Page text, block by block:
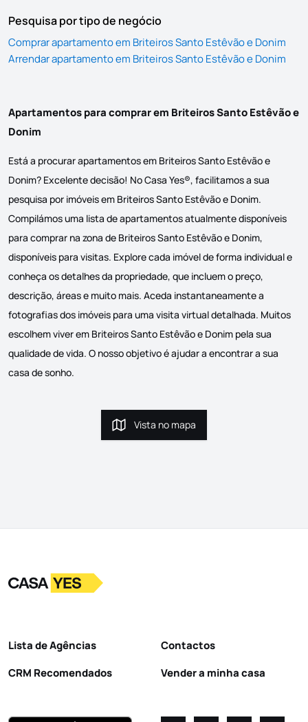
Pesquisa por tipo de negócio
Comprar apartamento em Briteiros Santo Estêvão e Donim
Arrendar apartamento em Briteiros Santo Estêvão e Donim
Apartamentos para comprar em Briteiros Santo Estêvão e
Donim
Está a procurar apartamentos em Briteiros Santo Estêvão e
Donim? Excelente decisão! No Casa Yes®, facilitamos a sua
pesquisa por imóveis em Briteiros Santo Estêvão e Donim.
Compilámos uma lista de apartamentos atualmente disponíveis
para comprar na zona de Briteiros Santo Estêvão e Donim,
disponíveis para visitas. Explore cada imóvel de forma individual e
conheça os detalhes da propriedade, que incluem o preço,
descrição, áreas e muito mais. Aceda instantaneamente a
fotografias dos imóveis para uma visita virtual detalhada. Muitos
escolhem viver em Briteiros Santo Estêvão e Donim pela sua
qualidade de vida. O nosso objetivo é ajudar a encontrar a sua
casa de sonho.
Vista no mapa
Vista no mapa
LogoIr para a homepage
Lista de Agências
CRM Recomendados
Contactos
Vender a minha casa